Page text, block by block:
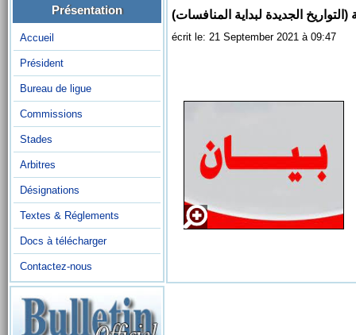
Présentation
Accueil
Président
Bureau de ligue
Commissions
Stades
Arbitres
Désignations
Textes & Réglements
Docs à télécharger
Contactez-nous
écrit le: 21 September 2021 à 09:47